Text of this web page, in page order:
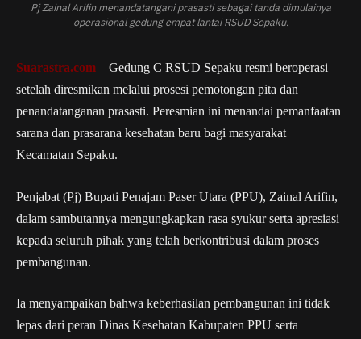
Pj Zainal Arifin menandatangani prasasti sebagai tanda dimulainya
operasional gedung empat lantai RSUD Sepaku.
Suarastra.com – Gedung C RSUD Sepaku resmi beroperasi
setelah diresmikan melalui prosesi pemotongan pita dan
penandatanganan prasasti. Peresmian ini menandai pemanfaatan
sarana dan prasarana kesehatan baru bagi masyarakat
Kecamatan Sepaku.
Penjabat (Pj) Bupati Penajam Paser Utara (PPU), Zainal Arifin,
dalam sambutannya mengungkapkan rasa syukur serta apresiasi
kepada seluruh pihak yang telah berkontribusi dalam proses
pembangunan.
Ia menyampaikan bahwa keberhasilan pembangunan ini tidak
lepas dari peran Dinas Kesehatan Kabupaten PPU serta